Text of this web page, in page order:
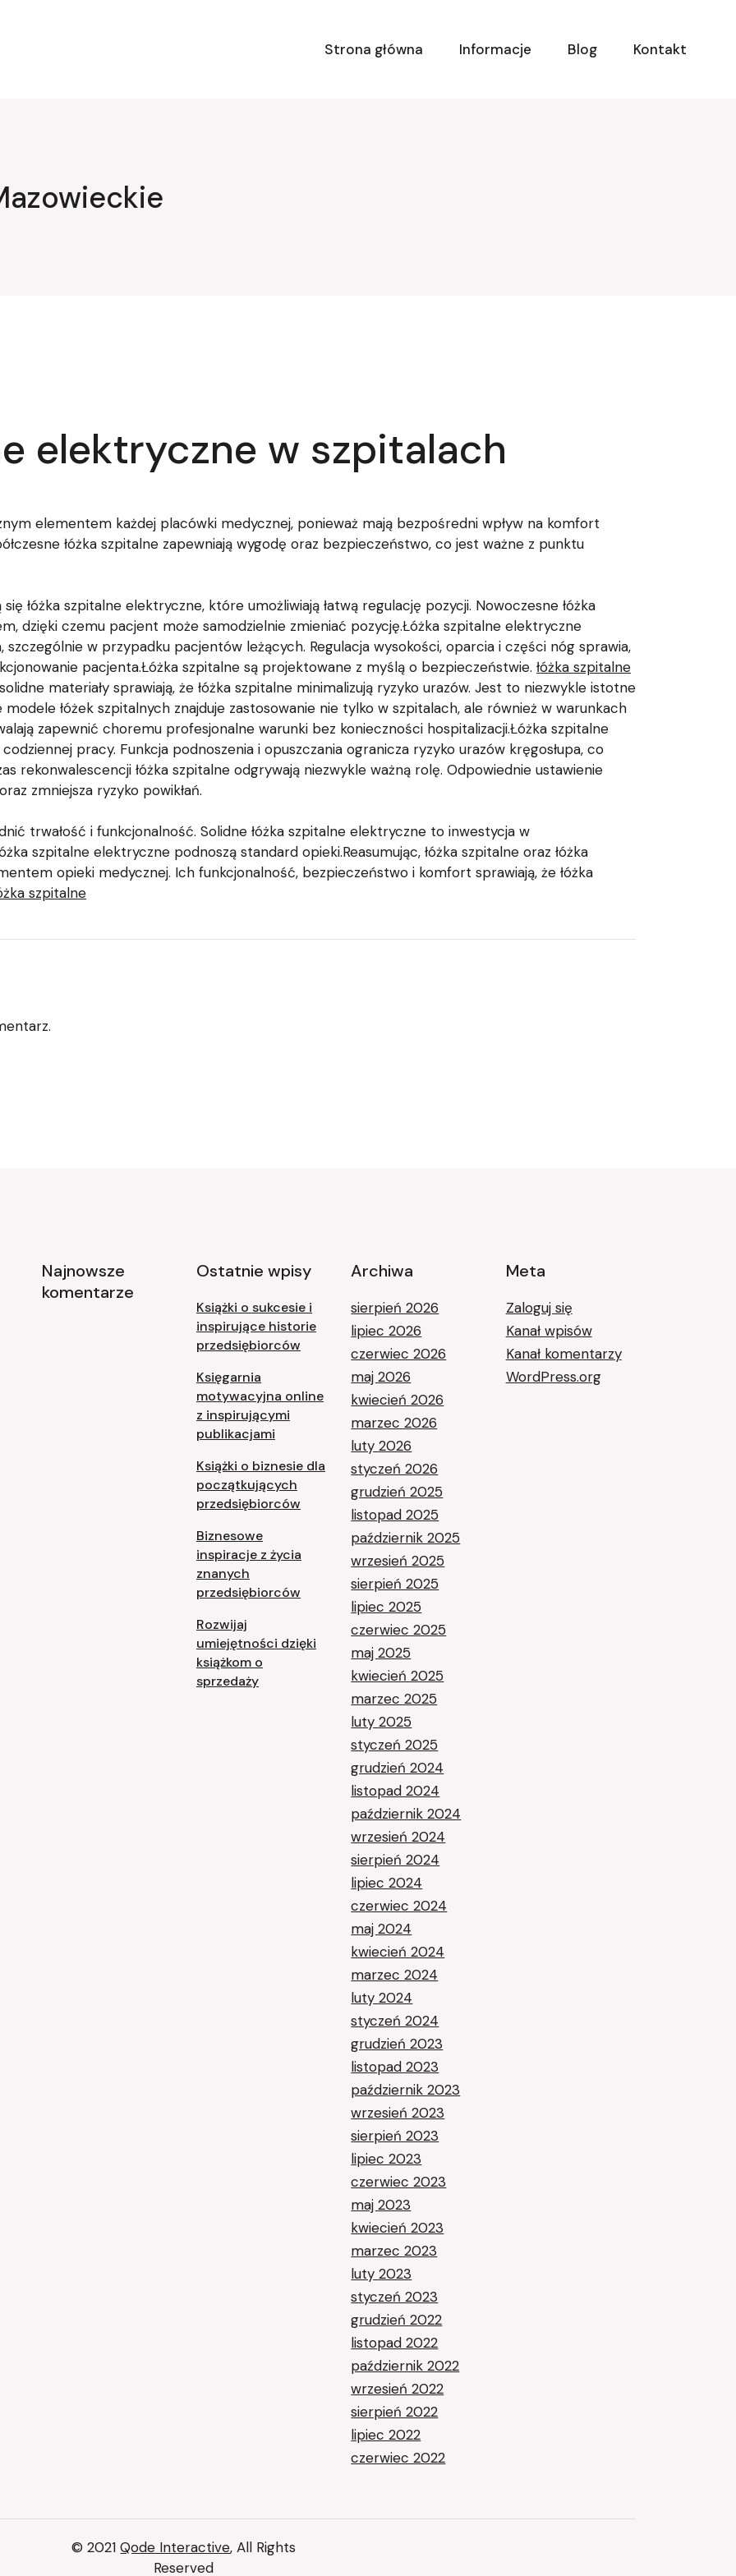
Strona główna
Informacje Blog Kontakt
elektryczne w szpitalach
elementem każdej placówki medycznej, ponieważ mają bezpośredni wpływ na komfort
łóżka szpitalne zapewniają wygodę oraz bezpieczeństwo, co jest ważne z punktu
łóżka szpitalne elektryczne, które umożliwiają łatwą regulację pozycji. Nowoczesne łóżka
dzięki czemu pacjent może samodzielnie zmieniać pozycję.Łóżka szpitalne elektryczne
szczególnie w przypadku pacjentów leżących. Regulacja wysokości, oparcia i części nóg sprawia,
pacjenta.Łóżka szpitalne są projektowane z myślą o bezpieczeństwie. łóżka szpitalne
materiały sprawiają, że łóżka szpitalne minimalizują ryzyko urazów. Jest to niezwykle istotne
łóżek szpitalnych znajduje zastosowanie nie tylko w szpitalach, ale również w warunkach
zapewnić choremu profesjonalne warunki bez konieczności hospitalizacji.Łóżka szpitalne
pracy. Funkcja podnoszenia i opuszczania ogranicza ryzyko urazów kręgosłupa, co
rekonwalescencji łóżka szpitalne odgrywają niezwykle ważną rolę. Odpowiednie ustawienie
zmniejsza ryzyko powikłań.
trwałość i funkcjonalność. Solidne łóżka szpitalne elektryczne to inwestycja w
szpitalne elektryczne podnoszą standard opieki.Reasumując, łóżka szpitalne oraz łóżka
opieki medycznej. Ich funkcjonalność, bezpieczeństwo i komfort sprawiają, że łóżka
szpitalne
Najnowsze
komentarze
Ostatnie wpisy
Książki o sukcesie i
inspirujące historie
przedsiębiorców
Księgarnia
motywacyjna online
z inspirującymi
publikacjami
Książki o biznesie dla
początkujących
przedsiębiorców
Biznesowe
inspiracje z życia
znanych
przedsiębiorców
Rozwijaj
umiejętności dzięki
książkom o
sprzedaży
Archiwa
sierpień 2026
lipiec 2026
czerwiec 2026
maj 2026
kwiecień 2026
marzec 2026
luty 2026
styczeń 2026
grudzień 2025
listopad 2025
październik 2025
wrzesień 2025
sierpień 2025
lipiec 2025
czerwiec 2025
maj 2025
kwiecień 2025
marzec 2025
luty 2025
styczeń 2025
grudzień 2024
listopad 2024
październik 2024
wrzesień 2024
sierpień 2024
lipiec 2024
czerwiec 2024
maj 2024
kwiecień 2024
marzec 2024
luty 2024
styczeń 2024
grudzień 2023
listopad 2023
październik 2023
wrzesień 2023
sierpień 2023
lipiec 2023
czerwiec 2023
maj 2023
kwiecień 2023
marzec 2023
luty 2023
styczeń 2023
grudzień 2022
listopad 2022
październik 2022
wrzesień 2022
sierpień 2022
lipiec 2022
czerwiec 2022
Meta
Zaloguj się
Kanał wpisów
Kanał komentarzy
WordPress.org
© 2021Qode Interactive, All Rights
Reserved